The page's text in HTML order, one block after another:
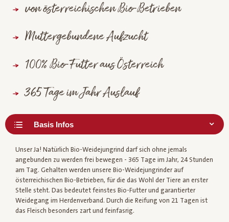
von österreichischen Bio-Betrieben
Muttergebundene Aufzucht
100% Bio-Futter aus Österreich
365 Tage im Jahr Auslauf
Unser Ja! Natürlich Bio-Weidejungrind darf sich ohne jemals
angebunden zu werden frei bewegen - 365 Tage im Jahr, 24 Stunden
am Tag. Gehalten werden unsere Bio-Weidejungrinder auf
österreichischen Bio-Betrieben, für die das Wohl der Tiere an erster
Stelle steht. Das bedeutet feinstes Bio-Futter und garantierter
Weidegang im Herdenverband. Durch die Reifung von 21 Tagen ist
das Fleisch besonders zart und feinfasrig.